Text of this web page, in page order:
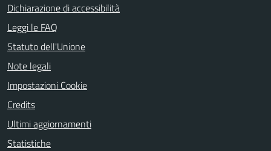
Dichiarazione di accessibilità
Leggi le FAQ
Statuto dell'Unione
Note legali
Impostazioni Cookie
Credits
Ultimi aggiornamenti
Statistiche